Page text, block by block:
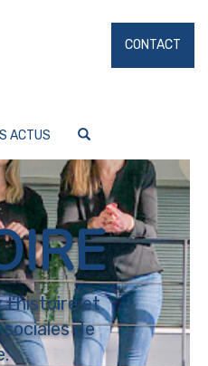
CONTACT
ACTUS
l’histoire et
de